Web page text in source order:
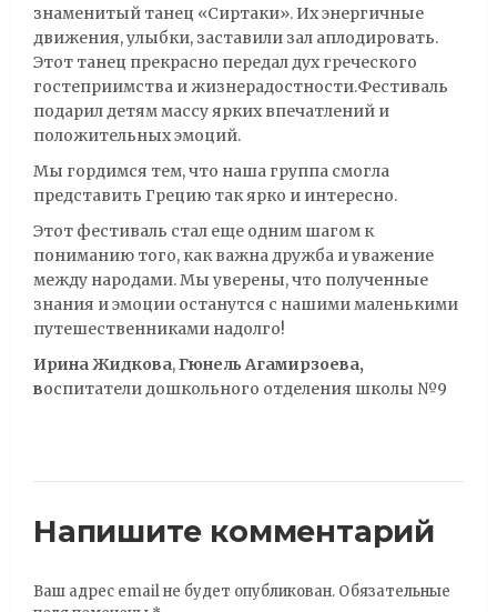
знаменитый танец «Сиртаки». Их энергичные
движения, улыбки, заставили зал аплодировать.
Этот танец прекрасно передал дух греческого
гостеприимства и жизнерадостности.Фестиваль
подарил детям массу ярких впечатлений и
положительных эмоций.
Мы гордимся тем, что наша группа смогла
представить Грецию так ярко и интересно.
Этот фестиваль стал еще одним шагом к
пониманию того, как важна дружба и уважение
между народами. Мы уверены, что полученные
знания и эмоции останутся с нашими маленькими
путешественниками надолго!
Ирина Жидкова,Гюнель Агамирзоева,
воспитатели дошкольного отделения школы №9
Напишите комментарий
Ваш адрес email не будет опубликован. Обязательные